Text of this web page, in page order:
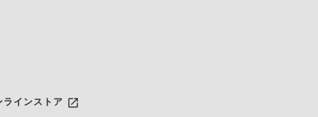
ラインストア launch